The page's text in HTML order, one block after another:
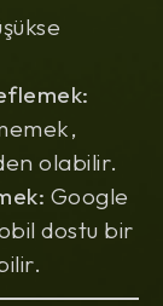
olabilir.
Google
dostu bir